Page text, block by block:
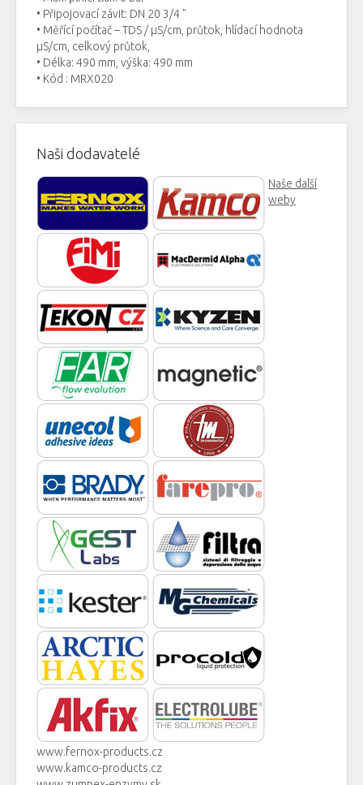
• Připojovací závit: DN 20 3/4 "
• Měřící počítač – TDS / μS/cm, průtok, hlídací hodnota
μS/cm, celkový průtok,
• Délka: 490 mm, výška: 490 mm
• Kód : MRX020
Naši dodavatelé
Naše další
weby
www.fernox-products.cz
www.kamco-products.cz